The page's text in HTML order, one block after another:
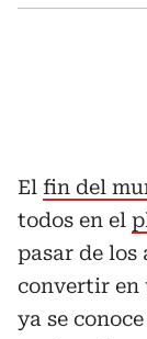
El fin del
todos en el
pasar de los
convertir en
ya se